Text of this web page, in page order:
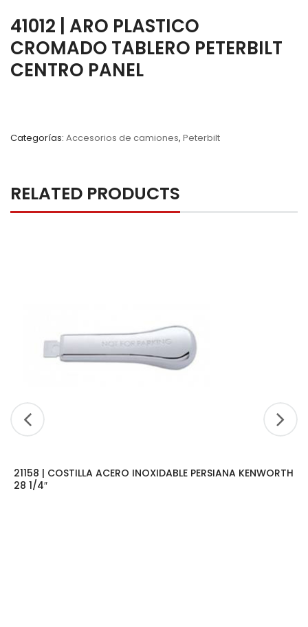
41012 | ARO PLASTICO
CROMADO TABLERO PETERBILT
CENTRO PANEL
Categorías: Accesorios de camiones, Peterbilt
RELATED PRODUCTS
21158 | COSTILLA ACERO INOXIDABLE PERSIANA KENWORTH
28 1/4″